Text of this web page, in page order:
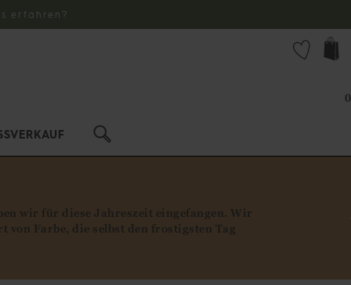
erfahren?
0
wir für diese Jahreszeit eingefangen. Wir
Farbe, die selbst den frostigsten Tag